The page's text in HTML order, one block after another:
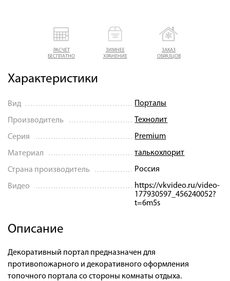
РАСЧЕТ
БЕСПЛАТНО
ЗИМНЕЕ
ХРАНЕНИЕ
ЗАКАЗ
ОБРАЗЦОВ
Характеристики
Вид Порталы
Производитель Технолит
Серия Premium
Материал талькохлорит
Страна производитель Россия
Видео
https://vkvideo.ru/video-
177930597_456240052?
t=6m5s
Описание
Декоративный портал предназначен для
противопожарного и декоративного оформления
топочного портала со стороны комнаты отдыха.